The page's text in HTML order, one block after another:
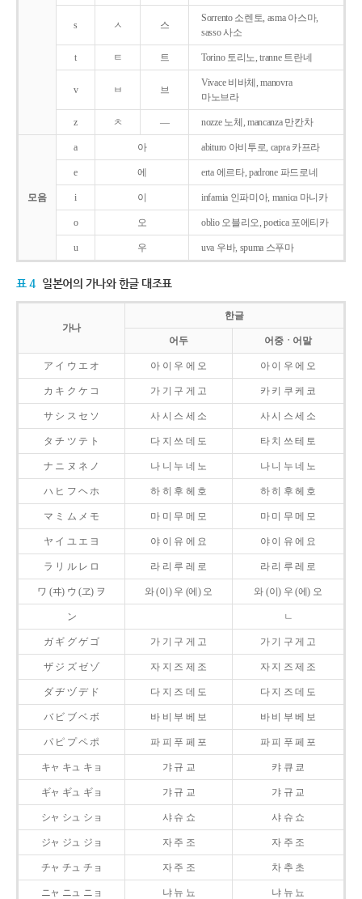
s ㅅ 스
Sorrento 소렌토, asma 아스마,
sasso 사소
t ㅌ 트 Torino 토리노, tranne 트란네
v ㅂ 브
Vivace 비바체, manovra
마노브라
z ㅊ ― nozze 노체, mancanza 만칸차
모음
a 아 abituro 아비투로, capra 카프라
e 에 erta 에르타, padrone 파드로네
i 이 infamia 인파미아, manica 마니카
o 오 oblio 오블리오, poetica 포에티카
u 우 uva 우바, spuma 스푸마
표 4 일본어의 가나와 한글 대조표
가나
한글
어두 어중ㆍ어말
ア イ ウ エ オ 아 이 우 에 오 아 이 우 에 오
カ キ ク ケ コ 가 기 구 게 고 카 키 쿠 케 코
サ シ ス セ ソ 사 시 스 세 소 사 시 스 세 소
タ チ ツ テ ト 다 지 쓰 데 도 타 치 쓰 테 토
ナ ニ ヌ ネ ノ 나 니 누 네 노 나 니 누 네 노
ハ ヒ フ ヘ ホ 하 히 후 헤 호 하 히 후 헤 호
マ ミ ム メ モ 마 미 무 메 모 마 미 무 메 모
ヤ イ ユ エ ヨ 야 이 유 에 요 야 이 유 에 요
ラ リ ル レ ロ 라 리 루 레 로 라 리 루 레 로
ワ (ヰ) ウ (ヱ) ヲ 와 (이) 우 (에) 오 와 (이) 우 (에) 오
ン ㄴ
ガ ギ グ ゲ ゴ 가 기 구 게 고 가 기 구 게 고
ザ ジ ズ ゼ ゾ 자 지 즈 제 조 자 지 즈 제 조
ダ ヂ ヅ デ ド 다 지 즈 데 도 다 지 즈 데 도
バ ビ ブ ベ ボ 바 비 부 베 보 바 비 부 베 보
パ ピ プ ペ ポ 파 피 푸 페 포 파 피 푸 페 포
キャ キュ キョ 갸 규 교 캬 큐 쿄
ギャ ギュ ギョ 갸 규 교 갸 규 교
シャ シュ ショ 샤 슈 쇼 샤 슈 쇼
ジャ ジュ ジョ 자 주 조 자 주 조
チャ チュ チョ 자 주 조 차 추 초
ニャ ニュ ニョ 냐 뉴 뇨 냐 뉴 뇨